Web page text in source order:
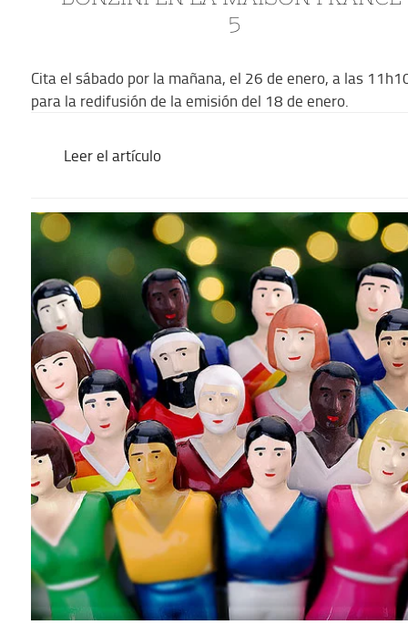
5
Cita el sábado por la mañana, el 26 de enero, a las
para la redifusión de la emisión del 18 de enero.
Leer el artículo